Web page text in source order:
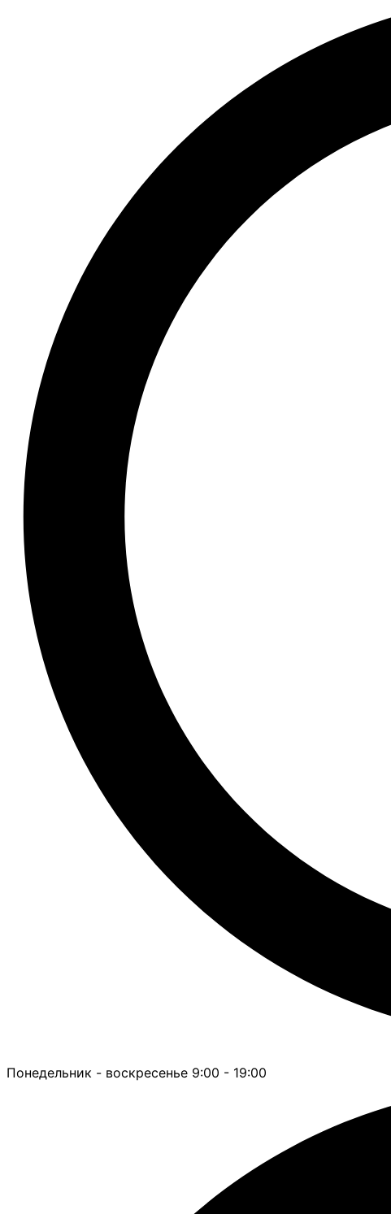
Понедельник - воскресенье 9:00 - 19:00